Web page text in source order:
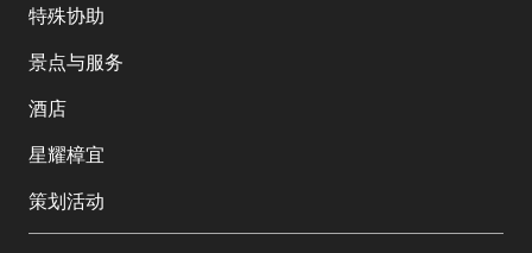
特殊协助
景点与服务
酒店
星耀樟宜
策划活动